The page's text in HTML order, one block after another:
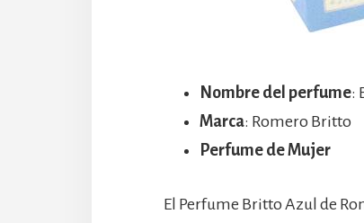
Nombre del perfume:
Marca: Romero Britto
Perfume de Mujer
El Perfume Britto Azul de